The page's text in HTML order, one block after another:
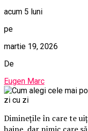
acum 5 luni
pe
martie 19, 2026
De
Eugen Marc
Diminețile în care te